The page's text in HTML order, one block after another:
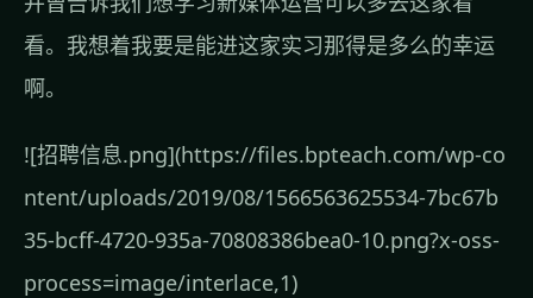
看。我想着我要是能进这家实习那得是多么的幸运
啊。
![招聘信息.png](https://files.bpteach.com/wp-co
ntent/uploads/2019/08/1566563625534-7bc67b
35-bcff-4720-935a-70808386bea0-10.png?x-oss-
process=image/interlace,1)